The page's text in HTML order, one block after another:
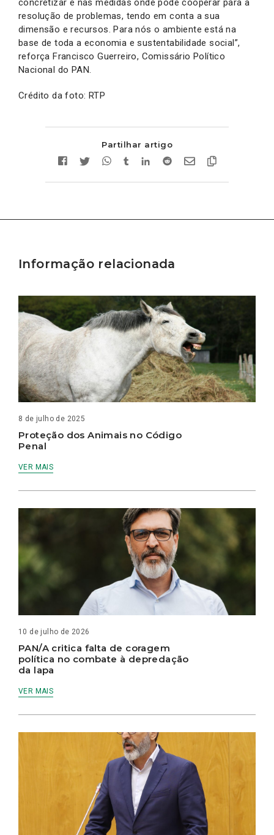
concretizar e nas medidas onde pode cooperar para a
resolução de problemas, tendo em conta a sua
dimensão e recursos. Para nós o ambiente está na
base de toda a economia e sustentabilidade social”,
reforça Francisco Guerreiro, Comissário Político
Nacional do PAN.
Crédito da foto: RTP
Partilhar artigo
Informação relacionada
8 de julho de 2025
Proteção dos Animais no Código
Penal
VER MAIS
10 de julho de 2026
PAN/A critica falta de coragem
política no combate à depredação
da lapa
VER MAIS